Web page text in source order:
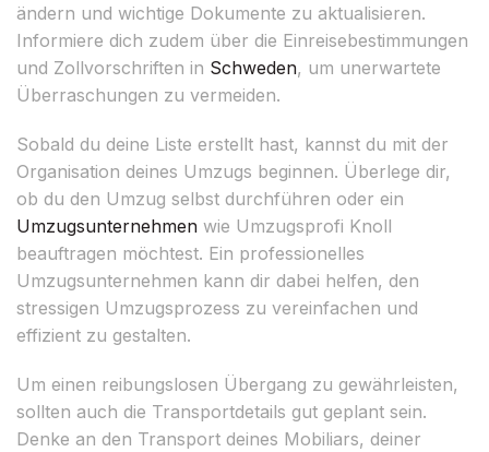
ändern und wichtige Dokumente zu aktualisieren.
Informiere dich zudem über die Einreisebestimmungen
und Zollvorschriften in Schweden, um unerwartete
Überraschungen zu vermeiden.
Sobald du deine Liste erstellt hast, kannst du mit der
Organisation deines Umzugs beginnen. Überlege dir,
ob du den Umzug selbst durchführen oder ein
Umzugsunternehmen wie Umzugsprofi Knoll
beauftragen möchtest. Ein professionelles
Umzugsunternehmen kann dir dabei helfen, den
stressigen Umzugsprozess zu vereinfachen und
effizient zu gestalten.
Um einen reibungslosen Übergang zu gewährleisten,
sollten auch die Transportdetails gut geplant sein.
Denke an den Transport deines Mobiliars, deiner